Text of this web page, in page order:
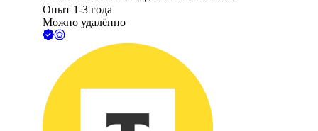
Опыт 1-3 года
Можно удалённо